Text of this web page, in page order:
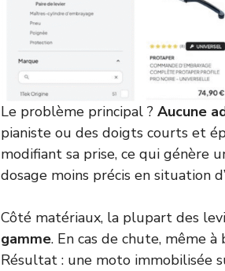
Le problème principal ? Aucune
pianiste ou des doigts courts et
modifiant sa prise, ce qui génère
dosage moins précis en situation
Côté matériaux, la plupart des
gamme. En cas de chute, même
Résultat : une moto immobilisée